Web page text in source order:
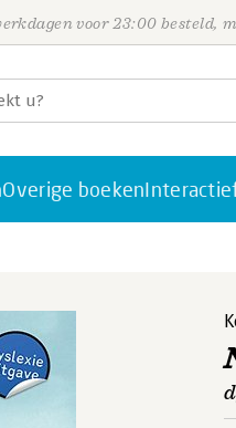
voor 23:00 besteld,
Overige boeken